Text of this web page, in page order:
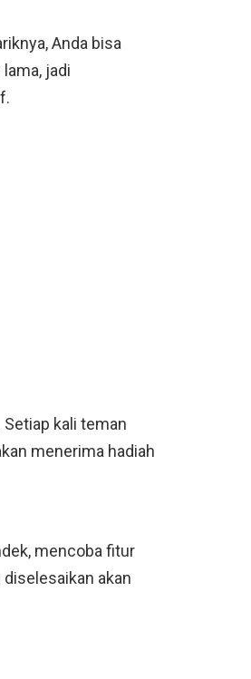
Anda bisa
jadi
kali teman
menerima hadiah
mencoba fitur
akan